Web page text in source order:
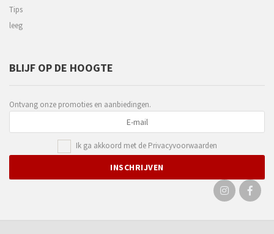
Tips
leeg
BLIJF OP DE HOOGTE
Ontvang onze promoties en aanbiedingen.
Ik ga akkoord met de Privacyvoorwaarden